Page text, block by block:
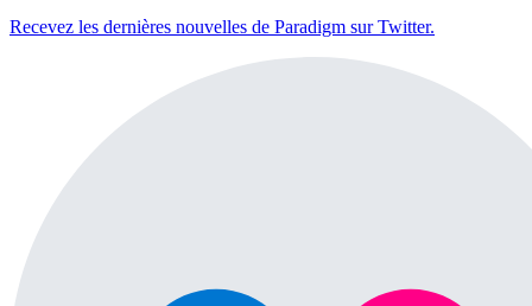
Recevez les dernières nouvelles de Paradigm sur Twitter.